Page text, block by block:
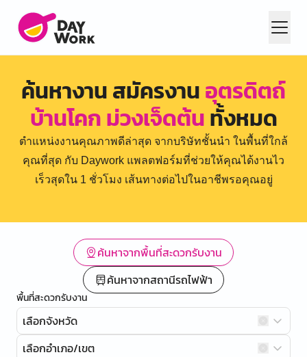
ค้นหางาน สมัครงานอุตรดิตถ์
บ้านโคก ม่วงเจ็ดต้นทั้งหมด
ตำแหน่งงานคุณภาพดีล่าสุด จากบริษัทชั้นนำ ในพื้นที่ใกล้
คุณที่สุด กับ Daywork แพลตฟอร์มที่ช่วยให้คุณได้งานไว
เร็วสุดใน 1 ชั่วโมง เส้นทางต่อไปในอาชีพรอคุณอยู่
ค้นหาจากพื้นที่สะดวกรับงาน
ค้นหาจากสถานีรถไฟฟ้า
พื้นที่สะดวกรับงาน
เลือกจังหวัด
เลือกอำเภอ/เขต